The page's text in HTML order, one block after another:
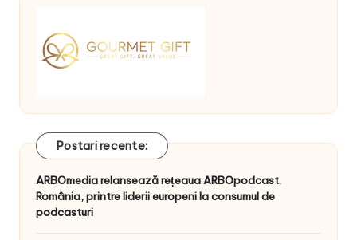
Postari recente:
ARBOmedia relansează rețeaua ARBOpodcast.
România, printre liderii europeni la consumul de
podcasturi